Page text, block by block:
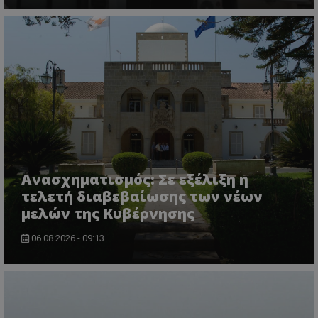
Ανασχηματισμός: Σε εξέλιξη η
τελετή διαβεβαίωσης των νέων
μελών της Κυβέρνησης
06.08.2026 - 09:13
ASP.NET_SessionId
Microsoft Corporation
.youtube.com